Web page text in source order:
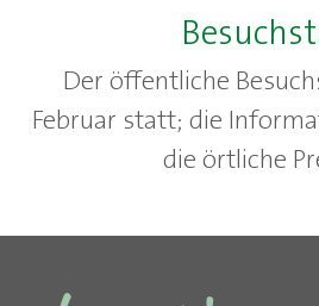
Der öffentliche
Februar statt; die
die örtliche